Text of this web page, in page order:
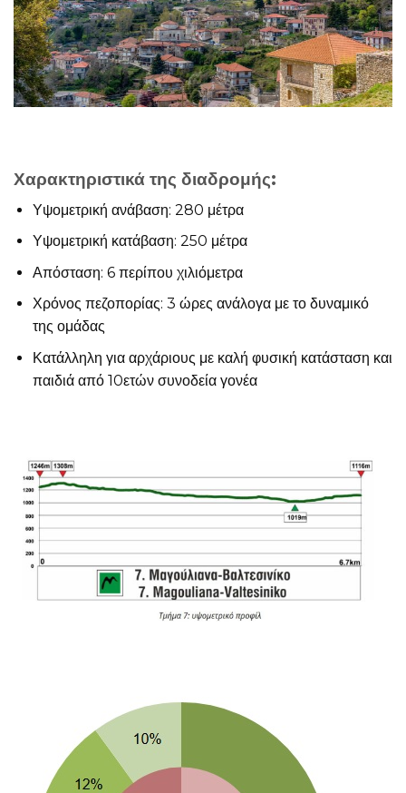
Χαρακτηριστικά της διαδρομής:
Υψομετρική ανάβαση: 280 μέτρα
Υψομετρική κατάβαση: 250 μέτρα
Απόσταση: 6 περίπου χιλιόμετρα
Χρόνος πεζοπορίας: 3 ώρες ανάλογα με το δυναμικό
της ομάδας
Κατάλληλη για αρχάριους με καλή φυσική κατάσταση και
παιδιά από 10ετών συνοδεία γονέα